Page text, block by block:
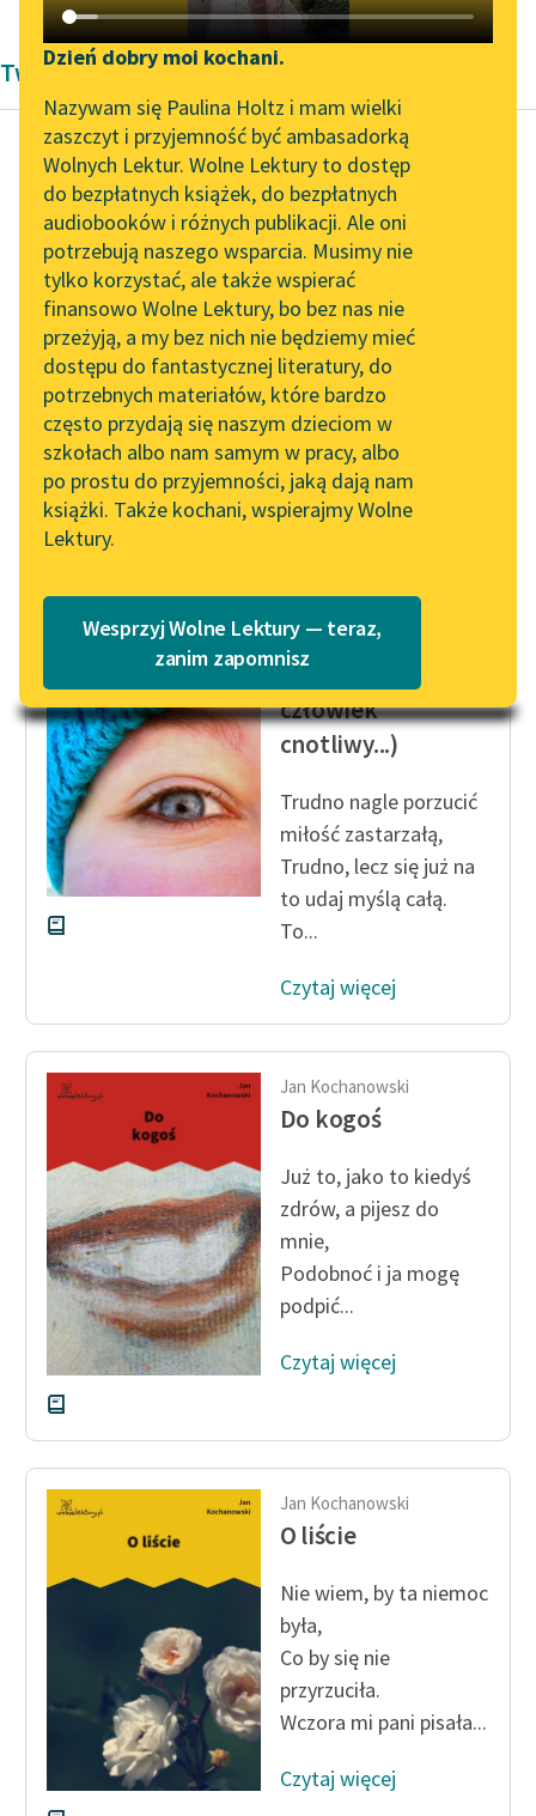
Katalog DAISY
Podkasty o książkach
Zgłoś brak utworu
Aktualności
Zapraszamy na spotkanie
online z tłumaczkami
literatury skandynawskiej
Spotkanie z Katarzyną
Tunkiel w Oslo
Wolne Lektury na 32.
Pol’and’Rock Festivalu
„Kochanek Lady
Chatterley” do słuchania
na Wolnych Lekturach
Nowy audiobook –
„Marzenie o Oriencie”
Lektury szkolne i klasyka
literatury do słuchania dla
uczennic i uczniów z
niepełnosprawnościami
E-kolekcja lektur
szkolnych i literatury do
słuchania dla uczennic i
uczniów z
skandynawskiej literatury
feministycznej
Ręce pełne poezji
Kolekcje edukacyjne
twórców przechodzących
do domeny publicznej,
lektur szkolnych oraz
Starego Testamentu
Odkurzamy bohaterów
Szkoła Poezji Wolnych
Lektur
Narzędzia
Mapa Wolnych Lektur
Leśmianator
Przewodnik dla piszących i
czytających
API
OAI-PMH
Widget Wolnych Lektur
Przypisy
Katalog w formacie PDF
O nas
O projekcie
Zasady wykorzystania
Wolnych Lektur
Logotypy
Dzień dobry moi kochani.
Nazywam się Paulina Holtz i mam wielki
zaszczyt i przyjemność być ambasadorką
Wolnych Lektur. Wolne Lektury to dostęp
do bezpłatnych książek, do bezpłatnych
audiobooków i różnych publikacji. Ale oni
potrzebują naszego wsparcia. Musimy nie
tylko korzystać, ale także wspierać
finansowo Wolne Lektury, bo bez nas nie
przeżyją, a my bez nich nie będziemy mieć
dostępu do fantastycznej literatury, do
potrzebnych materiałów, które bardzo
często przydają się naszym dzieciom w
szkołach albo nam samym w pracy, albo
po prostu do przyjemności, jaką dają nam
książki. Także kochani, wspierajmy Wolne
Lektury.
Wesprzyj Wolne Lektury — teraz,
zanim zapomnisz
Twórczość Jan Kochanowski
Jan Kochanowski
Do Baltazera
Czytaj więcej
Do Jana (Jeśli stąd
jaką rozkosz ma
człowiek
cnotliwy...)
Trudno nagle porzucić
miłość zastarzałą,
Trudno, lecz się już na
to udaj myślą całą.
To...
Czytaj więcej
Jan Kochanowski
Do kogoś
Już to, jako to kiedyś
zdrów, a pijesz do
mnie,
Podobnoć i ja mogę
podpić...
Czytaj więcej
Jan Kochanowski
O liście
Nie wiem, by ta niemoc
była,
Co by się nie
przyrzuciła.
Wczora mi pani pisała...
Czytaj więcej